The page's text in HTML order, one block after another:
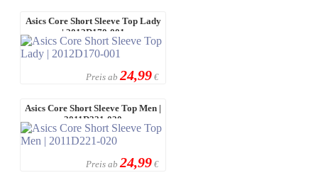
Asics Core Short Sleeve Top Lady
| 2012D170-001
Preis ab 24,99 €
Asics Core Short Sleeve Top Men |
2011D221-020
Preis ab 24,99 €